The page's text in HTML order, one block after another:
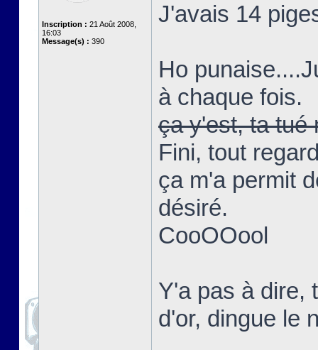
Inscription : 21 Août 2008,
16:03
Message(s) : 390
J'avais 14
Ho
à chaque fois.
ça y'est, ta tué
Fini, tout
ça m'a permit
désiré.
CooOOool
Y'a pas à dire,
d'or, dingue le